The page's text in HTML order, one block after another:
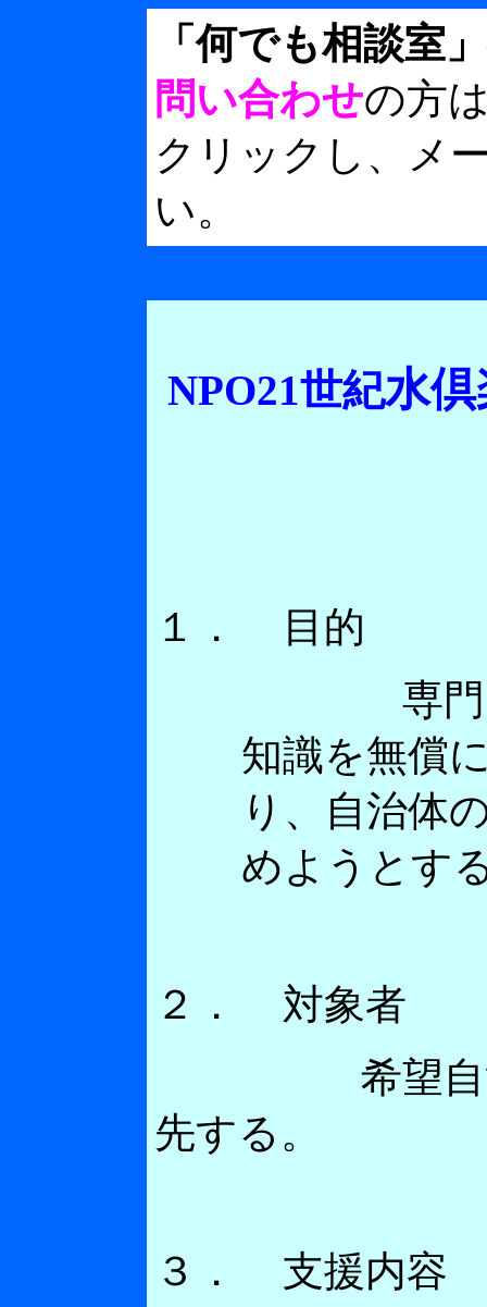
「何でも相談室
問い合わせの方
クリックし、メ
い。
NPO21世紀水倶
１．
目的
専門的知識
知識を無償
り、自治体
めようとす
２．
対象者
希望自治体
先する。
３．
支援内容